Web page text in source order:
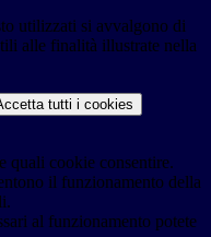
utilizzati si avvalgono di
alle finalità illustrate nella
tutti i cookies
quali cookie consentire.
il funzionamento della
al funzionamento potete